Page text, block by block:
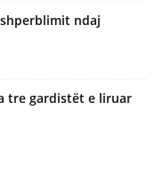
ndaj
tre gardistët e liruar